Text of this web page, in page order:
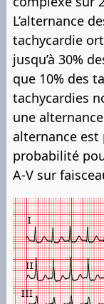
L’alternance
tachycardie
jusqu’à 30%
que 10% des
tachycardies
une
alternance est
probabilité
A-V sur